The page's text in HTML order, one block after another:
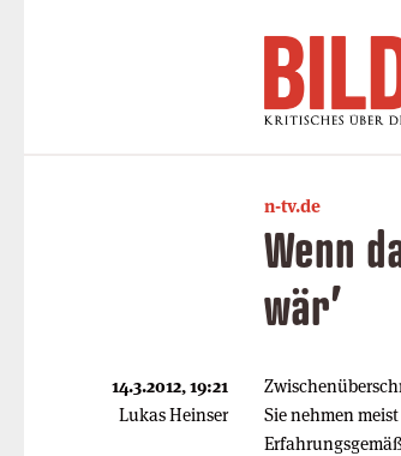
n-tv.de
Wenn
wär’
Sie nehmen
14.3.2012, 19:21
Lukas Heinser